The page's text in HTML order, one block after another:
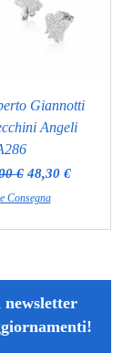
Giannotti
Angeli
regolare
€ Prezzo scontato
48,30 €
Consegna